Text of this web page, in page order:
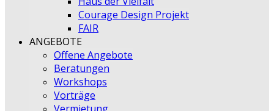
Courage Design Projekt
FAIR
ANGEBOTE
Offene Angebote
Beratungen
Workshops
Vorträge